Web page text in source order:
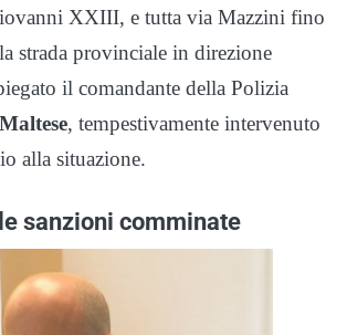
XXIII, e tutta via Mazzini fino
strada provinciale in direzione
il comandante della Polizia
, tempestivamente intervenuto
alla situazione.
sanzioni comminate